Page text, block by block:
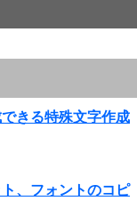
きる特殊文字作成
、フォントのコピ